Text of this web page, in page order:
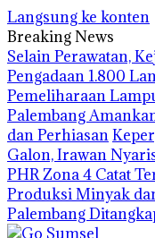
Langsung ke konten
Breaking News
Selain Perawatan,
Pengadaan 1.800
Pemeliharaan
Palembang
dan Perhiasan
Galon, Irawan
PHR Zona 4 Catat
Produksi Minyak
Palembang